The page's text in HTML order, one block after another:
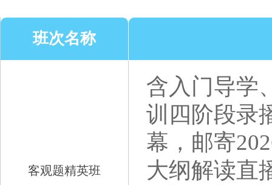
班次名称
客观题精英班
含入门导学
训四阶段录
幕，邮寄
大纲解读直